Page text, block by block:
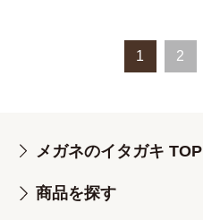
1 2
メガネのイタガキ TOP
商品を探す